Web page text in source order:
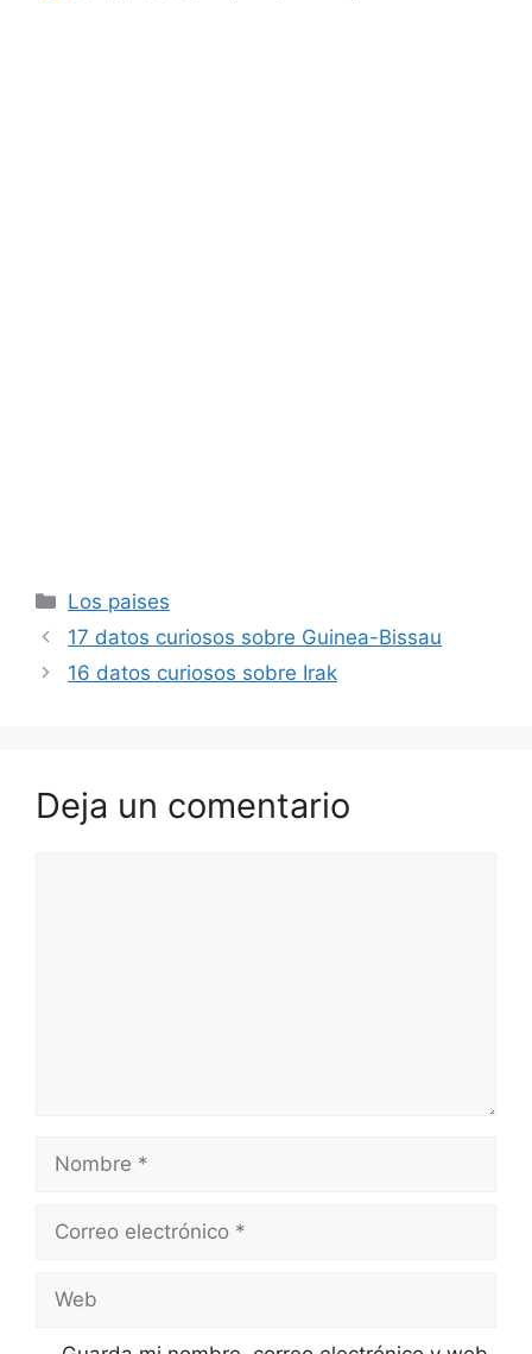
Categorías
Los paises
17 datos curiosos sobre Guinea-Bissau
16 datos curiosos sobre Irak
Deja un comentario
electrónico